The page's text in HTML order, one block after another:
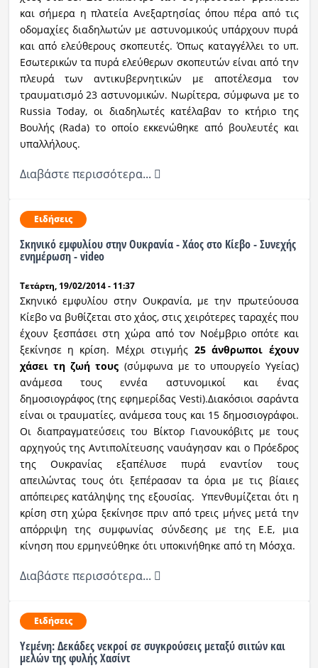
και σήμερα η πλατεία Ανεξαρτησίας όπου πέρα από τις
οδομαχίες διαδηλωτών με αστυνομικούς υπάρχουν πυρά
και από ελεύθερους σκοπευτές. Όπως καταγγέλλει το υπ.
Εσωτερικών τα πυρά ελεύθερων σκοπευτών είναι από την
πλευρά των αντικυβερνητικών με αποτέλεσμα τον
τραυματισμό 23 αστυνομικών. Νωρίτερα, σύμφωνα με το
Russia Today, οι διαδηλωτές κατέλαβαν το κτήριο της
Βουλής (Rada) το οποίο εκκενώθηκε από βουλευτές και
υπαλλήλους.
Διαβάστε περισσότερα...
Ειδήσεις
Σκηνικό εμφυλίου στην Ουκρανία - Χάος στο Κίεβο - Συνεχής
ενημέρωση - video
Τετάρτη, 19/02/2014 - 11:37
Σκηνικό εμφυλίου στην Ουκρανία, με την πρωτεύουσα
Κίεβο να βυθίζεται στο χάος, στις χειρότερες ταραχές που
έχουν ξεσπάσει στη χώρα από τον Νοέμβριο οπότε και
ξεκίνησε η κρίση. Μέχρι στιγμής 25 άνθρωποι έχουν
χάσει τη ζωή τους (σύμφωνα με το υπουργείο Υγείας)
ανάμεσα τους εννέα αστυνομικοί και ένας
δημοσιογράφος (της εφημερίδας Vesti).Διακόσιοι σαράντα
είναι οι τραυματίες, ανάμεσα τους και 15 δημοσιογράφοι.
Οι διαπραγματεύσεις του Βίκτορ Γιανουκόβιτς με τους
αρχηγούς της Αντιπολίτευσης ναυάγησαν και ο Πρόεδρος
της Ουκρανίας εξαπέλυσε πυρά εναντίον τους
απειλώντας τους ότι ξεπέρασαν τα όρια με τις βίαιες
απόπειρες κατάληψης της εξουσίας. Υπενθυμίζεται ότι η
κρίση στη χώρα ξεκίνησε πριν από τρεις μήνες μετά την
απόρριψη της συμφωνίας σύνδεσης με της Ε.Ε, μια
κίνηση που ερμηνεύθηκε ότι υποκινήθηκε από τη Μόσχα.
Διαβάστε περισσότερα...
Ειδήσεις
Υεμένη: Δεκάδες νεκροί σε συγκρούσεις μεταξύ σιιτών και
μελών της φυλής Χασίντ